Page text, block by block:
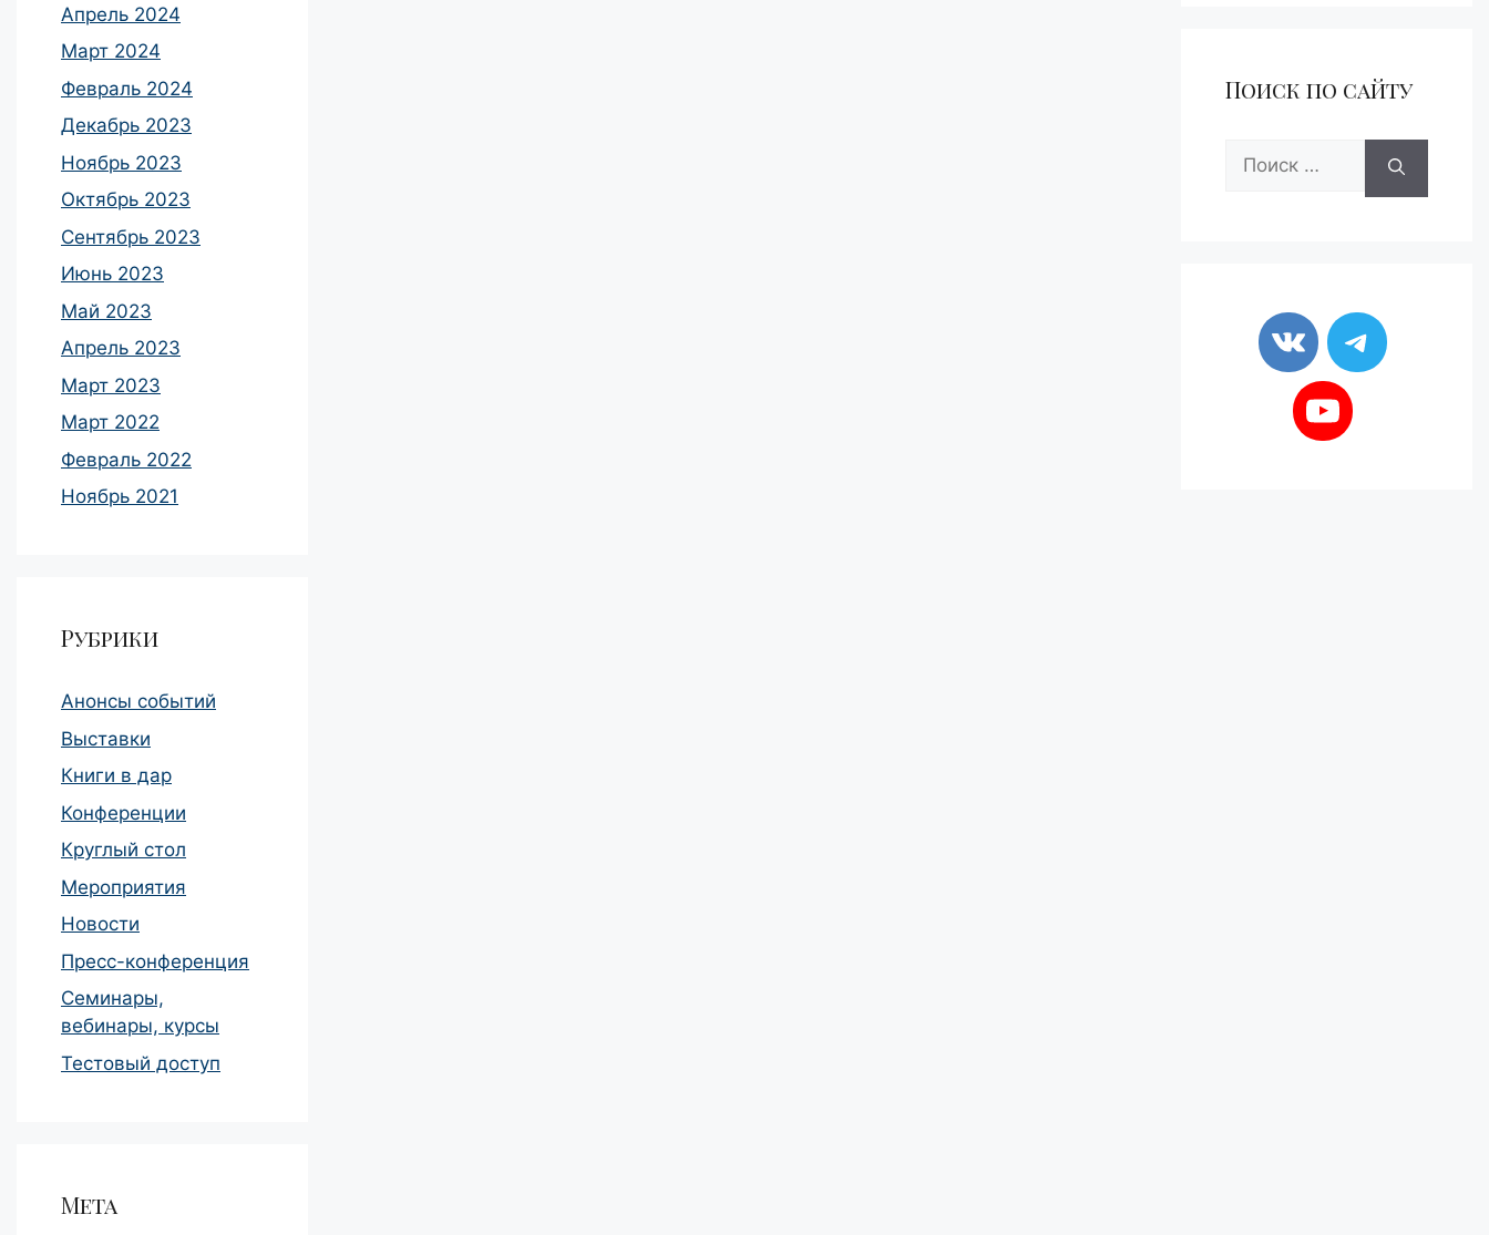
Апрель 2024
Март 2024
Февраль 2024
Декабрь 2023
Ноябрь 2023
Октябрь 2023
Сентябрь 2023
Июнь 2023
Май 2023
Апрель 2023
Март 2023
Март 2022
Февраль 2022
Ноябрь 2021
Рубрики
Анонсы событий
Выставки
Книги в дар
Конференции
Круглый стол
Мероприятия
Новости
Пресс-конференция
Семинары,
вебинары, курсы
Тестовый доступ
Мета
Поиск по сайту